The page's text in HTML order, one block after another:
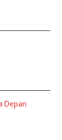
Depan